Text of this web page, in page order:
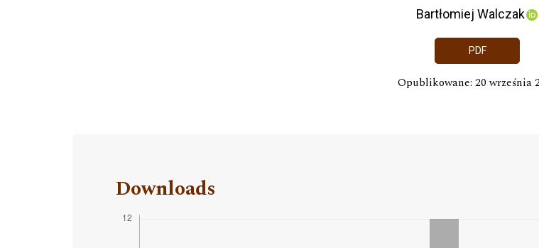
Bartłomiej Walczak
PDF
Opublikowane: 20 września
Downloads